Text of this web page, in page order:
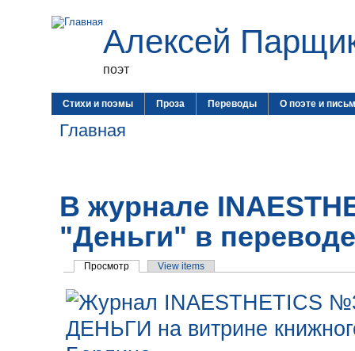
Алексей
поэт
Стихи и поэмы Проза Переводы О поэте и
Главная
В журнале
"Деньги" в
Просмотр View items